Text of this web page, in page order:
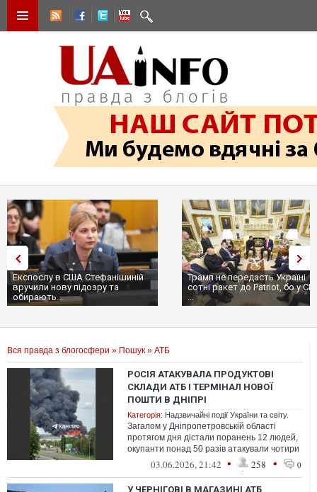
Експослу в США Стефанішиній
вручили нову підозру та
обирають...
Трамп не передасть Україні
сотні ракет до Patriot, бо у
...
Вся правда з блогосфери » Пошук » АТБ
РОСІЯ АТАКУВАЛА ПРОДУКТОВІ
СКЛАДИ АТБ І ТЕРМІНАЛ НОВОЇ
ПОШТИ В ДНІПРІ
Категорія: Надзвичайні події України та світу.
Загалом у Дніпропетровській області
протягом дня дістали поранень 12 людей,
окупанти понад 50 разів атакували чотири
райони безпілотниками, артилерією...
03.06.2026, 21:42 • 258 • 0
У ЧЕРНІГОВІ В МАГАЗИНІ АТБ